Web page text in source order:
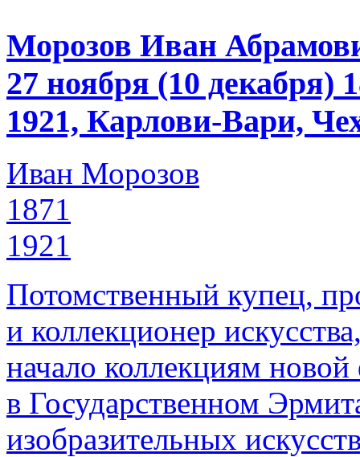
Морозов Иван
27 ноября (10
1921, Карлови-Вари,
Иван Морозов
1871
1921
Потомственный купец,
и коллекционер
начало коллекциям
в Государственном
изобразительных